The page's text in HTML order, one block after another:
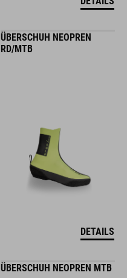
ÜBERSCHUH NEOPREN
RD/MTB
DETAILS
ÜBERSCHUH NEOPREN MTB